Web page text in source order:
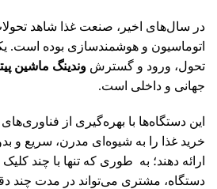
در سال‌های اخیر، صنعت غذا شاهد
اتوماسیون و هوشمندسازی بوده است.
تحول، ورود و گسترش وندینگ ماشین‌
جهانی و داخلی است.
این دستگاه‌ها با بهره‌گیری از فناوری‌های
خرید غذا را به شیوه‌ای مدرن، سریع و
ارائه دهند؛ به‌ طوری‌ که تنها با چند
دستگاه، مشتری می‌تواند در مدت چند